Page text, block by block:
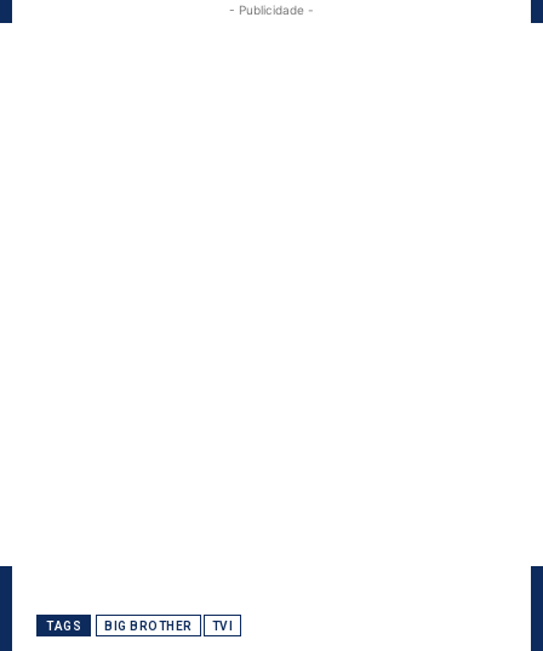
- Publicidade -
TAGS BIG BROTHER TVI